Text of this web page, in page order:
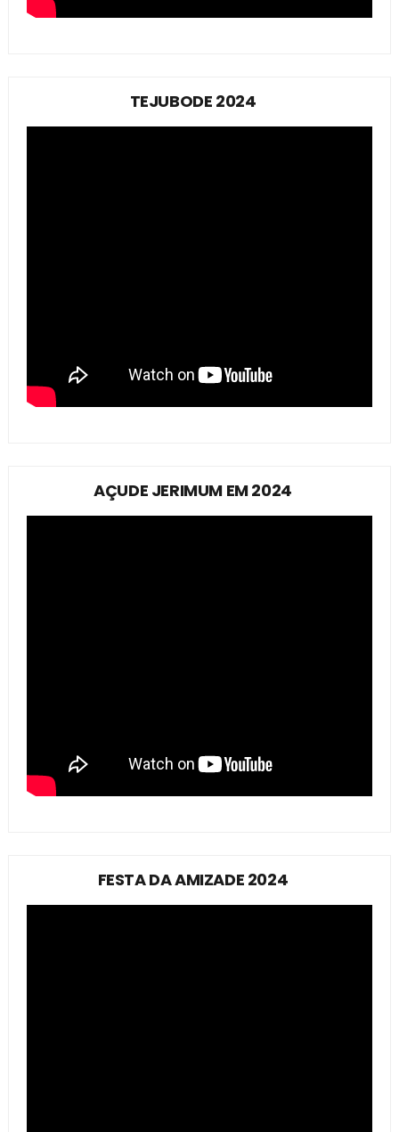
TEJUBODE 2024
AÇUDE JERIMUM EM 2024
FESTA DA AMIZADE 2024